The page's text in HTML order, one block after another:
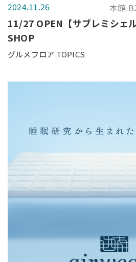
2024.11.26 本館
11/27 OPEN【サブレミシェ
SHOP
グルメフロア TOPICS